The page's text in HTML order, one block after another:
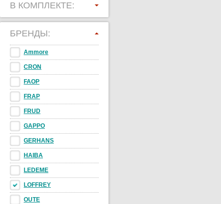
В КОМПЛЕКТЕ:
БРЕНДЫ:
Ammore
CRON
FAOP
FRAP
FRUD
GAPPO
GERHANS
HAIBA
LEDEME
LOFFREY
OUTE